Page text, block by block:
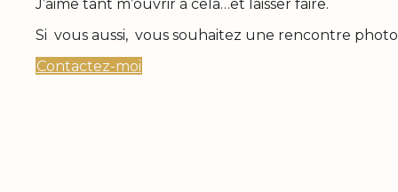
J’aime tant m’ouvrir à cela…et laisser faire.
Si vous aussi, vous souhaitez une rencontre
Contactez-moi